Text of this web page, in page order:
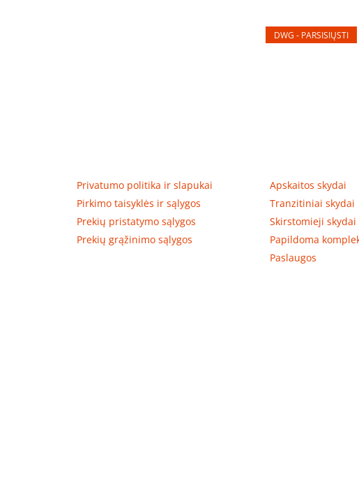
DWG - PARSISIŲSTI
Privatumo politika ir slapukai
Pirkimo taisyklės ir sąlygos
Prekių pristatymo sąlygos
Prekių grąžinimo sąlygos
Apskaitos skydai
Tranzitiniai skydai
Skirstomieji skydai
Papildoma
Paslaugos